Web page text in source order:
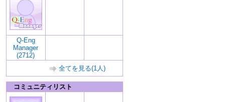
Q-Eng
Manager
(2712)
全てを見る(1人)
コミュニティリスト